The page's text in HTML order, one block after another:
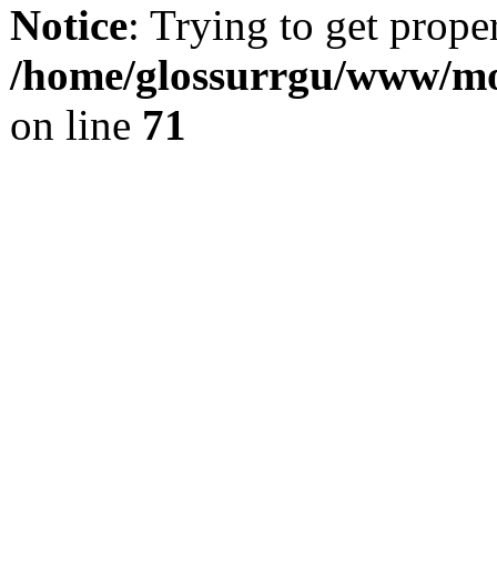
Notice: Trying to get
/home/glossurrgu/www/
on line 71